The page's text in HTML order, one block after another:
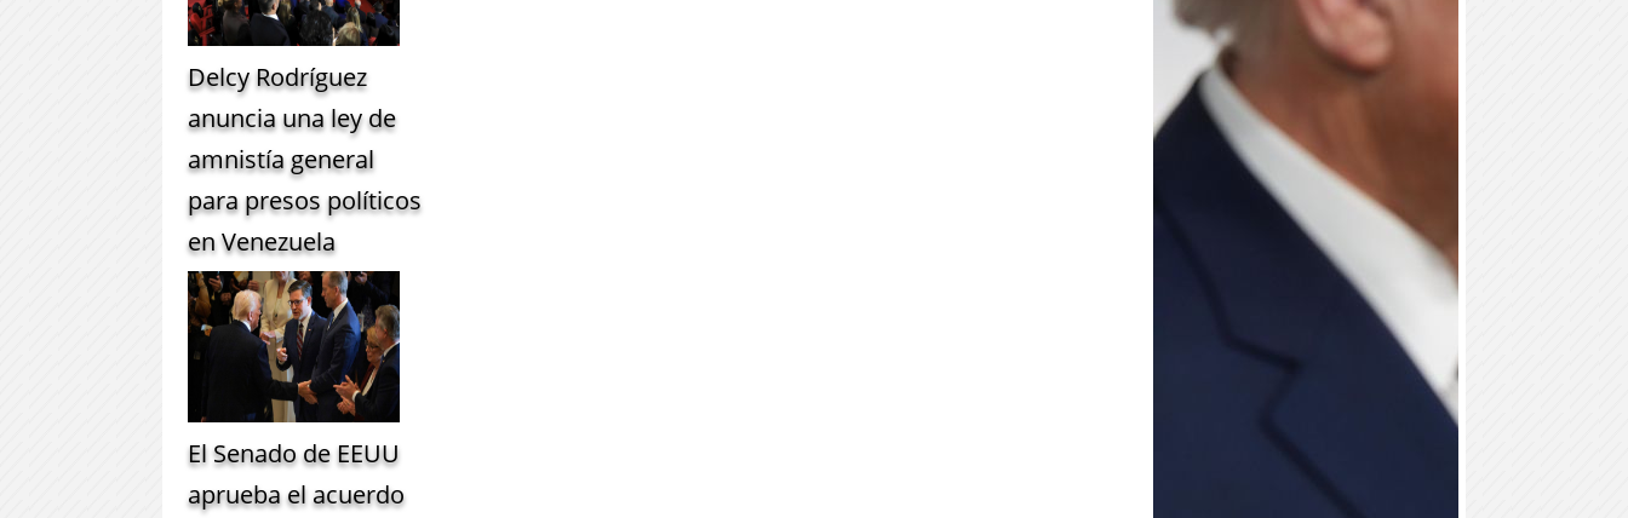
Delcy Rodríguez
anuncia una ley de
amnistía general
para presos políticos
en Venezuela
El Senado de EEUU
aprueba el acuerdo